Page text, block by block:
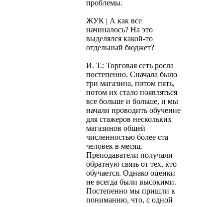
проблемы.
ЖУК | А как все
начиналось? На это
выделялся какой-то
отдельный бюджет?
И. Т.: Торговая сеть росла
постепенно. Сначала было
три магазина, потом пять,
потом их стало появляться
все больше и больше, и мы
начали проводить обучение
для стажеров нескольких
магазинов общей
численностью более ста
человек в месяц.
Преподаватели получали
обратную связь от тех, кто
обучается. Однако оценки
не всегда были высокими.
Постепенно мы пришли к
пониманию, что, с одной